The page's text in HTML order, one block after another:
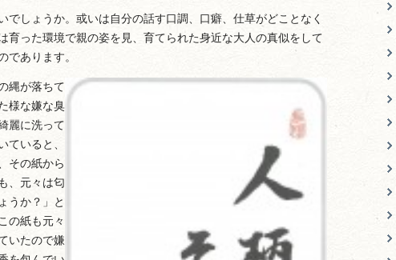
しょうか。或いは自分の話す口調、口癖、仕草がどことなく
った環境で親の姿を見、育てられた身近な大人の真似をして
であります。
縄が落ちて
様な嫌な臭
麗に洗って
ていると、
その紙から
、元々は匂
うか？」と
の紙も元々
いたので嫌